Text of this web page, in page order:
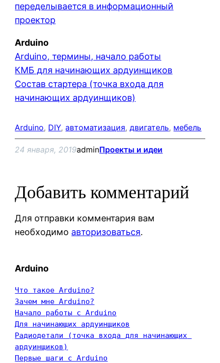
переделывается в информационный
проектор
Arduino
Arduino, термины, начало работы
КМБ для начинающих ардуинщиков
Состав стартера (точка входа для
начинающих ардуинщиков)
Arduino, DIY, автоматизация, двигатель, мебель
24 января, 2019adminПроекты и идеи
Добавить комментарий
Для отправки комментария вам
необходимо авторизоваться.
Arduino
Что такое Arduino?
Зачем мне Arduino?
Начало работы с Arduino
Для начинающих ардуинщиков
Радиодетали (точка входа для начинающих
ардуинщиков)
Первые шаги с Arduino